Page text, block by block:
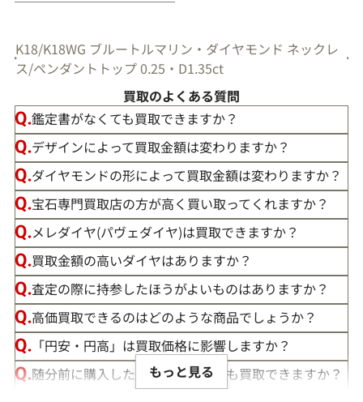
K18/K18WG ブルートルマリン・ダイヤモンド ネックレ
ス/ペンダントトップ 0.25・D1.35ct
買取のよくある質問
鑑定書がなくても買取できますか？
デザインによって買取金額は変わりますか？
ダイヤモンドの形によって買取金額は変わりますか？
宝石専門買取店の方が高く買い取ってくれますか？
メレダイヤ(パヴェダイヤ)は買取できますか？
買取金額の高いダイヤはありますか？
査定の際に持参したほうがよいものはありますか？
高価買取できるのはどのような商品でしょうか？
「円安・円高」は買取価格に影響しますか？
随分前に購入したダイヤモンドでも買取できますか？
もっと見る